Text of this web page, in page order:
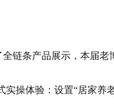
全链条产品展示，本届老
实操体验：设置“居家养